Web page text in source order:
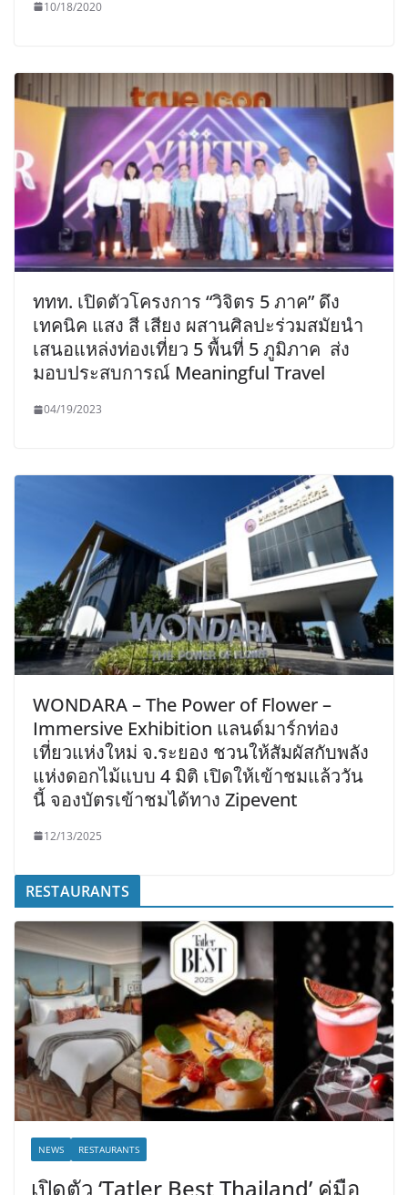
10/18/2020
ททท. เปิดตัวโครงการ “วิจิตร 5 ภาค” ดึง
เทคนิค แสง สี เสียง ผสานศิลปะร่วมสมัยนำ
เสนอแหล่งท่องเที่ยว 5 พื้นที่ 5 ภูมิภาค ส่ง
มอบประสบการณ์ Meaningful Travel
04/19/2023
WONDARA – The Power of Flower –
Immersive Exhibition แลนด์มาร์กท่อง
เที่ยวแห่งใหม่ จ.ระยอง ชวนให้สัมผัสกับพลัง
แห่งดอกไม้แบบ 4 มิติ เปิดให้เข้าชมแล้ววัน
นี้ จองบัตรเข้าชมได้ทาง Zipevent
12/13/2025
RESTAURANTS
NEWS RESTAURANTS
เปิดตัว ‘Tatler Best Thailand’ คู่มือ